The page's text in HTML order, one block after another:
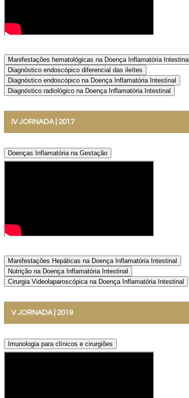
Manifestações hematológicas na Doença Inflamatória Intestinal
Diagnóstico endoscópico diferencial das ileítes
Diagnóstico endoscópico na Doença Inflamatória Intestinal
Diagnóstico radiológico na Doença Inflamatória Intestinal
IV JORNADA | 2017
Doenças Inflamatória na Gestação
Manifestações Hepáticas na Doença Inflamatória Intestinal
Nutrição na Doença Inflamatória Intestinal
Cirurgia Videolaparoscópica na Doença Inflamatória Intestinal
V JORNADA | 2019
Imunologia para clínicos e cirurgiões